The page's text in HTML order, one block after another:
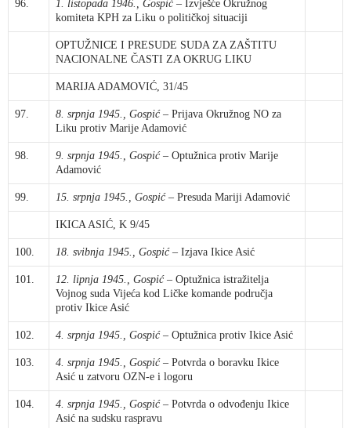
96. 1. listopada 1946., Gospić – Izvješće Okružnog
komiteta KPH za Liku o političkoj situaciji
OPTUŽNICE I PRESUDE SUDA ZA ZAŠTITU
NACIONALNE ČASTI ZA OKRUG LIKU
MARIJA ADAMOVIĆ, 31/45
97. 8. srpnja 1945., Gospić – Prijava Okružnog NO za
Liku protiv Marije Adamović
98. 9. srpnja 1945., Gospić – Optužnica protiv Marije
Adamović
99. 15. srpnja 1945., Gospić – Presuda Mariji Adamović
IKICA ASIĆ, K 9/45
100. 18. svibnja 1945., Gospić – Izjava Ikice Asić
101. 12. lipnja 1945., Gospić – Optužnica istražitelja
Vojnog suda Vijeća kod Ličke komande područja
protiv Ikice Asić
102. 4. srpnja 1945., Gospić – Optužnica protiv Ikice Asić
103. 4. srpnja 1945., Gospić – Potvrda o boravku Ikice
Asić u zatvoru OZN-e i logoru
104. 4. srpnja 1945., Gospić – Potvrda o odvođenju Ikice
Asić na sudsku raspravu